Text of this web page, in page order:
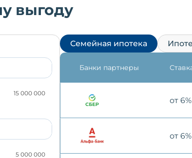
выгоду
15 000 000
5 000 000
Семейная ипотека
Банки партнеры
от 6%
от 6%